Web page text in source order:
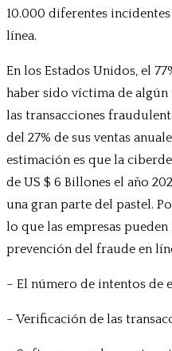
10.000 diferentes
línea.
En los Estados Unidos, el
haber sido víctima de
las transacciones
del 27% de sus ventas
estimación es que la
de US $ 6 Billones el año
una gran parte del pastel.
lo que las empresas
prevención del fraude en
– El número de intentos de
– Verificación de las